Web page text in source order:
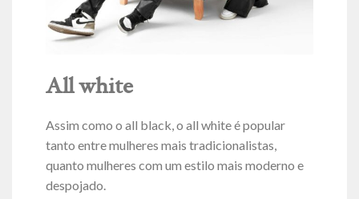
All white
Assim como o all black, o all white é popular
tanto entre mulheres mais tradicionalistas,
quanto mulheres com um estilo mais moderno e
despojado.